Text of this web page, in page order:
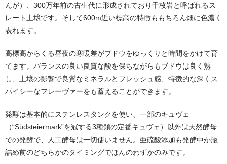
んが）、300万年前の古生代に形成されており千枚岩と呼ばれるス
レート土壌です。そして600m近い標高の特徴ももちろん畑に色濃く
表れます。
高標高からくる昼夜の寒暖差がブドウをゆっくりと時間をかけて育
てます。バランスの良い良質な酸を保ちながらもブドウは良く熟
し、土壌の影響で良質なミネラルとフレッシュ感、特徴的な深くス
パイシーなフレーヴァーをも蓄えることができます。
発酵は基本的にステンレスタンクを使い、一部のキュヴェ
（“Südsteiermark”を冠する3種類の定番キュヴェ）以外は天然酵母
での発酵で、人工酵母は一切使いません。亜硫酸添加も発酵中か瓶
詰め前のどちらかのタイミングでほんのわずかのみです。